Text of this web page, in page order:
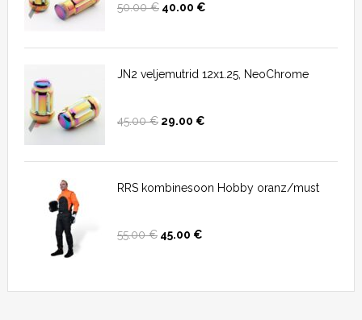
50.00€ 40.00 €
JN2 veljemutrid 12x1.25, NeoChrome
45.00€ 29.00 €
RRS kombinesoon Hobby oranz/must
55.00€ 45.00 €